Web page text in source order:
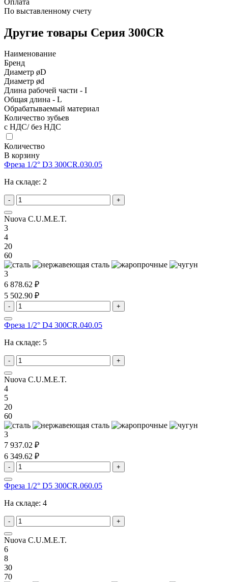
По выставленному счету
Другие товары Серия 300CR
Наименование
Бренд
Диаметр øD
Диаметр ød
Длина рабочей части - I
Общая длина - L
Обрабатываемый материал
Количество зубьев
с НДС/ без НДС
Количество
В корзину
Фреза 1/2° D3 300CR.030.05
На складе: 2
- +
Nuova C.U.M.E.T.
3
4
20
60
3
6 878.62 ₽
5 502.90 ₽
- +
Фреза 1/2° D4 300CR.040.05
На складе: 5
- +
Nuova C.U.M.E.T.
4
5
20
60
3
7 937.02 ₽
6 349.62 ₽
- +
Фреза 1/2° D5 300CR.060.05
На складе: 4
- +
Nuova C.U.M.E.T.
6
8
30
70